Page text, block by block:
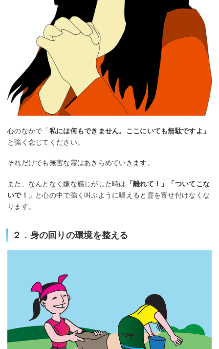
心のなかで「私には何もできません。ここにいても無駄ですよ」
と強く念じてください。
それだけでも無害な霊はあきらめていきます。
また、なんとなく嫌な感じがした時は
「離れて！」「ついてこな
いで！」 と心の中で強く叫ぶように唱えると霊を寄せ付けなくな
ります。
２．身の回りの環境を整える